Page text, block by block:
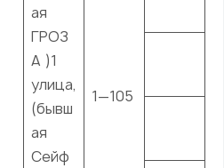
ая
ГРОЗ
А )1
улица,
(бывш
ая
Сейф
1—105